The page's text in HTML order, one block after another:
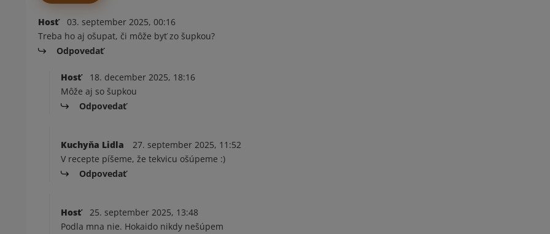
Hosť
03. september 2025, 00:16
Treba ho aj ošupat, či môže byť zo šupkou?
Odpovedať
Hosť
18. december 2025, 18:16
Môže aj so šupkou
Odpovedať
Kuchyňa Lidla
27. september 2025, 11:52
V recepte píšeme, že tekvicu ošúpeme :)
Odpovedať
Hosť
25. september 2025, 13:48
Podla mna nie. Hokaido nikdy nešúpem